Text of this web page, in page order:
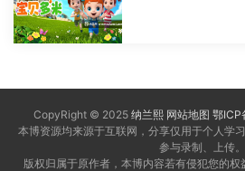
CopyRight © 2025 纳兰熙 网站地图 鄂
本博资源均来源于互联网，分享仅用于个人学
参与录制、上传。
版权归属于原作者，本博内容若有侵犯您的